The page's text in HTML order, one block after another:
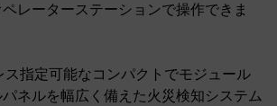
レーターステーションで操作できま
ス指定可能なコンパクトでモジュール
ネルを幅広く備えた火災検知システム